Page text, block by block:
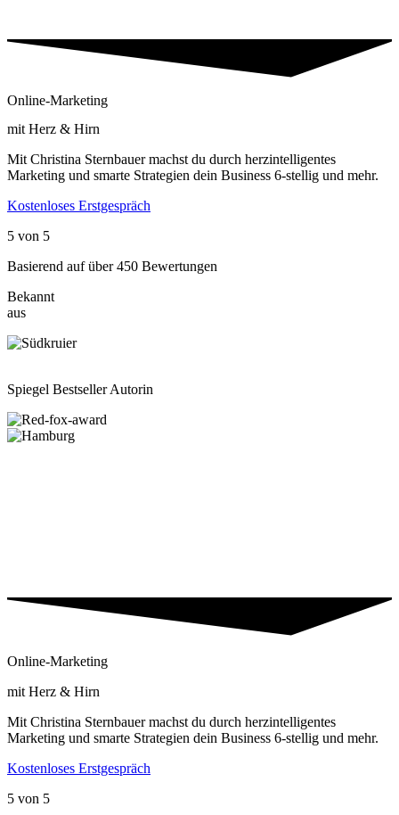
Online-Marketing
mit Herz & Hirn
Mit Christina Sternbauer machst du durch herzintelligentes
Marketing und smarte Strategien dein Business 6-stellig und mehr.
Kostenloses Erstgespräch
5 von 5
Basierend auf über 450 Bewertungen
Bekannt
aus
Spiegel Bestseller Autorin
Online-Marketing
mit Herz & Hirn
Mit Christina Sternbauer machst du durch herzintelligentes
Marketing und smarte Strategien dein Business 6-stellig und mehr.
Kostenloses Erstgespräch
5 von 5